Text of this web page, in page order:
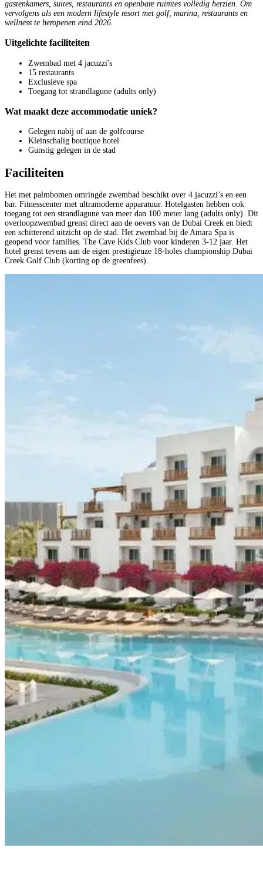
gastenkamers, suites, restaurants en openbare ruimtes volledig herzien. Om
vervolgens als een modern lifestyle resort met golf, marina, restaurants en
wellness te heropenen eind 2026.
Uitgelichte faciliteiten
Zwembad met 4 jacuzzi's
15 restaurants
Exclusieve spa
Toegang tot strandlagune (adults only)
Wat maakt deze accommodatie uniek?
Gelegen nabij of aan de golfcourse
Kleinschalig boutique hotel
Gunstig gelegen in de stad
Faciliteiten
Het met palmbomen omringde zwembad beschikt over 4 jacuzzi’s en een
bar. Fitnesscenter met ultramoderne apparatuur. Hotelgasten hebben ook
toegang tot een strandlagune van meer dan 100 meter lang (adults only). Dit
overloopzwembad grenst direct aan de oevers van de Dubai Creek en biedt
een schitterend uitzicht op de stad. Het zwembad bij de Amara Spa is
geopend voor families. The Cave Kids Club voor kinderen 3-12 jaar. Het
hotel grenst tevens aan de eigen prestigieuze 18-holes championship Dubai
Creek Golf Club (korting op de greenfees).